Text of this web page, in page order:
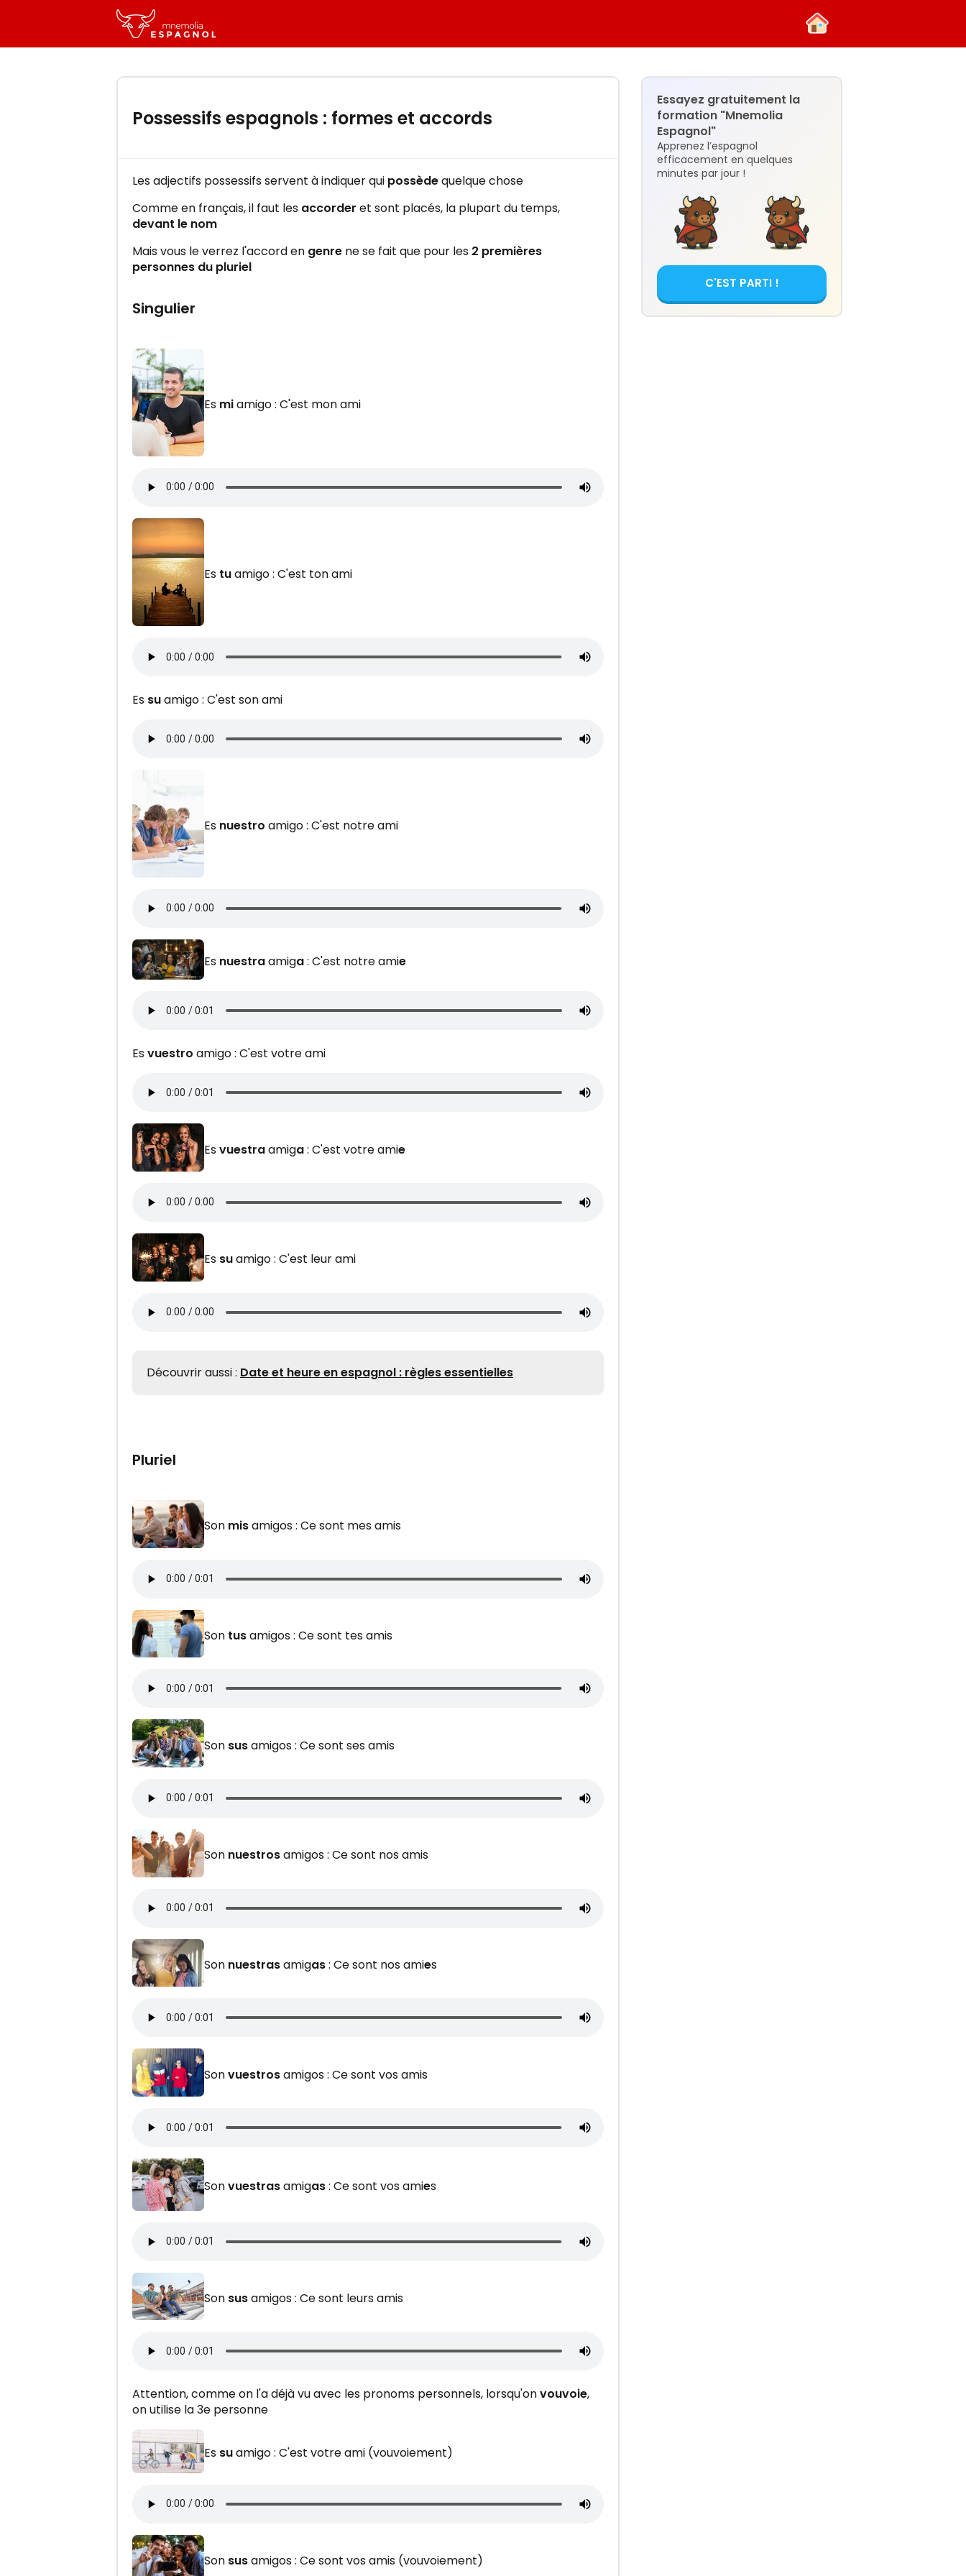
Possessifs espagnols : formes et accords
Les adjectifs possessifs servent à indiquer qui possèdequelque chose
Comme en français, il faut les accorder et sont placés, la plupart du temps,
devant le nom
Mais vous le verrez l'accord en genre ne se fait que pour les 2 premières
personnes du pluriel
Singulier
Es miamigo : C'est mon ami
Es tuamigo : C'est ton ami
Es suamigo : C'est son ami
Es nuestro amigo : C'est notre ami
Es nuestraamiga: C'est notre amie
Esvuestro amigo : C'est votre ami
Esvuestraamiga: C'est votre amie
Es suamigo : C'est leur ami
Découvrir aussi : Date et heure en espagnol : règles essentielles
Pluriel
Son misamigos : Ce sont mes amis
Son tusamigos : Ce sont tes amis
Son susamigos : Ce sont ses amis
Son nuestrosamigos : Ce sont nos amis
Son nuestrasamigas: Ce sont nos amies
Sonvuestrosamigos : Ce sont vos amis
Sonvuestrasamigas: Ce sont vos amies
Son susamigos : Ce sont leurs amis
Attention, comme on l'a déjà vu avec les pronoms personnels, lorsqu'onvouvoie,
on utilise la 3e personne
Es suamigo : C'est votre ami (vouvoiement)
Son susamigos : Ce sont vos amis (vouvoiement)
"Mnemolia Espagnol"
Apprenez l’espagnol efficacement en
C'EST PARTI !
Essayez gratuitement la
formation "Mnemolia
Espagnol"
Apprenez l’espagnol
efficacement en quelques
minutes par jour !
C'EST PARTI !